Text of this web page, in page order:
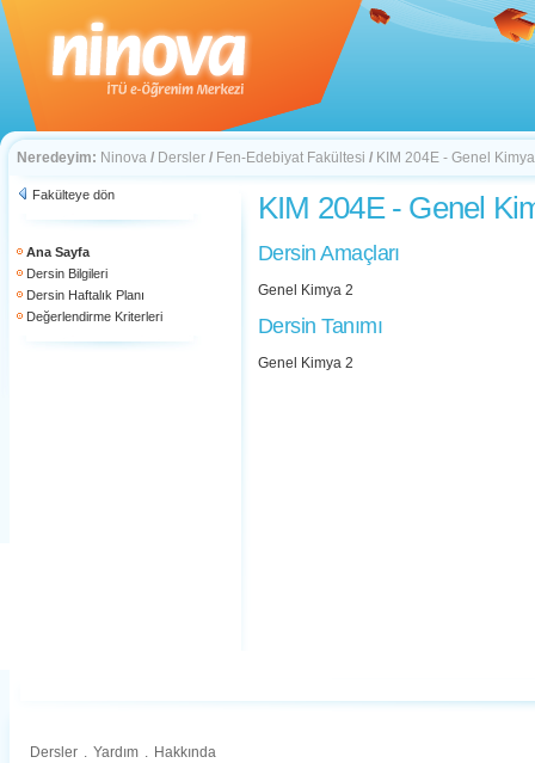
Neredeyim: Ninova / Dersler / Fen-Edebiyat Fakültesi / KIM 204E - Genel
Fakülteye dön
Ana Sayfa
Dersin Bilgileri
Dersin Haftalık Planı
Değerlendirme Kriterleri
KIM 204E - Genel
Dersin Amaçları
Genel Kimya 2
Dersin Tanımı
Genel Kimya 2
Dersler . Yardım . Hakkında